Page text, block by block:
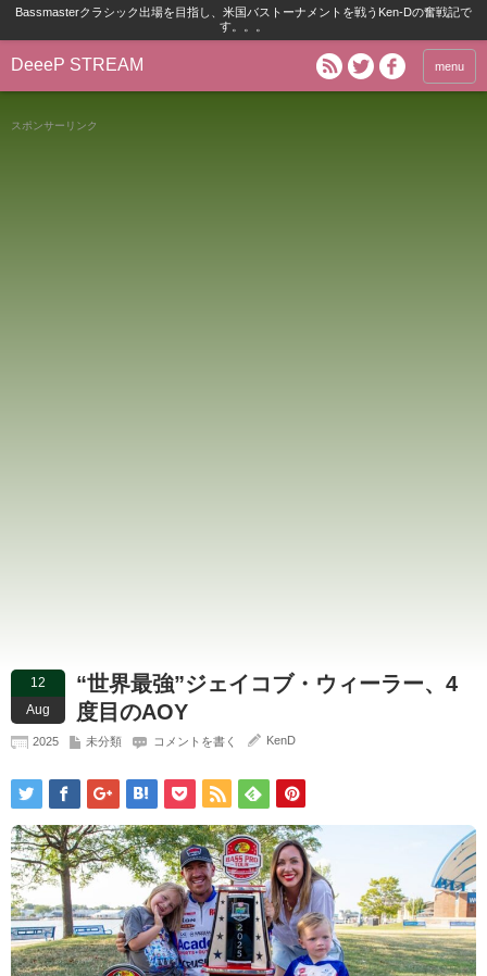
Bassmasterクラシック出場を目指し、米国バストーナメントを戦うKen-Dの奮戦記で
す。。。
DeeeP STREAM menu
スポンサーリンク
12
Aug
“世界最強”ジェイコブ・ウィーラー、4
度目のAOY
2025 未分類 コメントを書く KenD